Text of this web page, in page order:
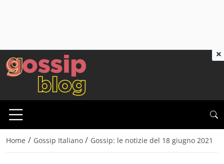
Home / Gossip Italiano / Gossip: le notizie del 18 giugno 2021
×